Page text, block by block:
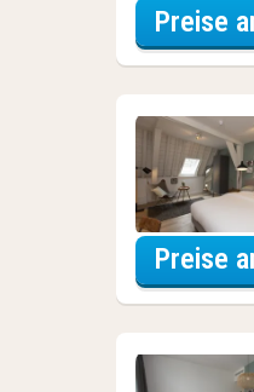
Preise
Preise